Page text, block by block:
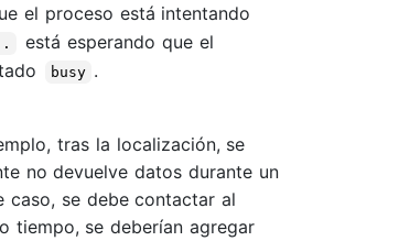
el proceso está intentando
está esperando que el
busy .
tras la localización, se
no devuelve datos durante un
caso, se debe contactar al
tiempo, se deberían agregar